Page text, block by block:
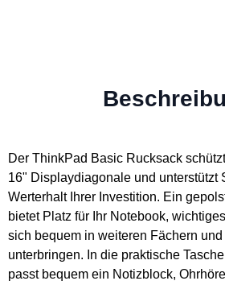
Der ThinkPad Basic Rucksack
16" Displaydiagonale und unterstützt
Werterhalt Ihrer Investition. Ein
bietet Platz für Ihr Notebook,
sich bequem in weiteren Fächern und
unterbringen. In die praktische
passt bequem ein Notizblock,